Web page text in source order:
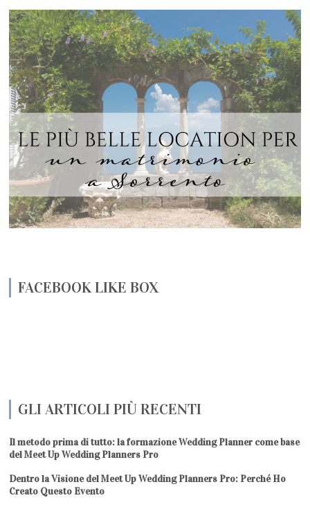
FACEBOOK LIKE BOX
GLI ARTICOLI PIÙ RECENTI
Il metodo prima di tutto: la formazione Wedding Planner come base
del Meet Up Wedding Planners Pro
Dentro la Visione del Meet Up Wedding Planners Pro: Perché Ho
Creato Questo Evento